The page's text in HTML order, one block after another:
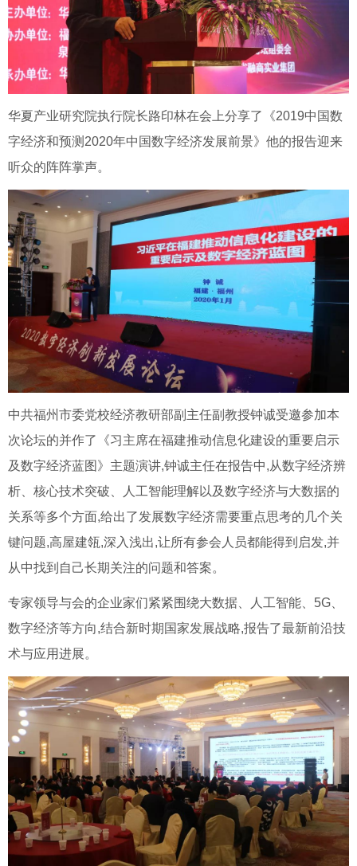
华夏产业研究院执行院长路印林在会上分享了《2019中国数
字经济和预测2020年中国数字经济发展前景》他的报告迎来
听众的阵阵掌声。
中共福州市委党校经济教研部副主任副教授钟诚受邀参加本
次论坛的并作了《习主席在福建推动信息化建设的重要启示
及数字经济蓝图》主题演讲,钟诚主任在报告中,从数字经济辨
析、核心技术突破、人工智能理解以及数字经济与大数据的
关系等多个方面,给出了发展数字经济需要重点思考的几个关
键问题,高屋建瓴,深入浅出,让所有参会人员都能得到启发,并
从中找到自己长期关注的问题和答案。
专家领导与会的企业家们紧紧围绕大数据、人工智能、5G、
数字经济等方向,结合新时期国家发展战略,报告了最新前沿技
术与应用进展。